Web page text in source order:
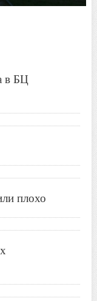
в БЦ
плохо